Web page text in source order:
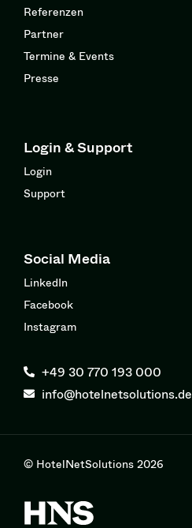
Referenzen
Partner
Termine & Events
Presse
Login & Support
Login
Support
Social Media
LinkedIn
Facebook
Instagram
+49 30 770 193 000
info@hotelnetsolutions.de
© HotelNetSolutions 2026